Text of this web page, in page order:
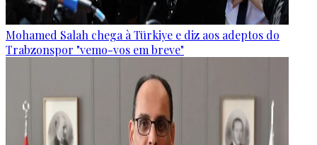
Mohamed Salah chega à Türkiye e diz aos adeptos do
Trabzonspor "vemo-vos em breve"